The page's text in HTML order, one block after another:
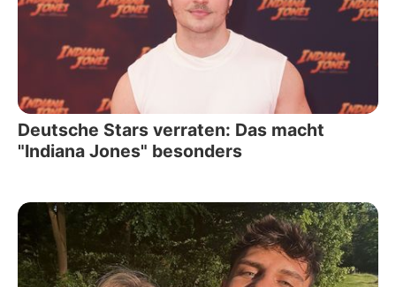
Deutsche Stars verraten: Das macht
"Indiana Jones" besonders